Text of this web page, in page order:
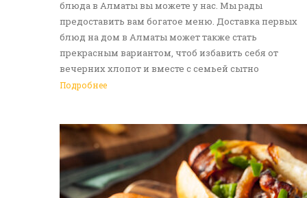
блюда в Алматы вы можете у нас. Мы рады
предоставить вам богатое меню. Доставка первых
блюд на дом в Алматы может также стать
прекрасным вариантом, чтоб избавить себя от
вечерних хлопот и вместе с семьей сытно
поужинать. Доставка еды в Алматы - идеальное
Подробнее